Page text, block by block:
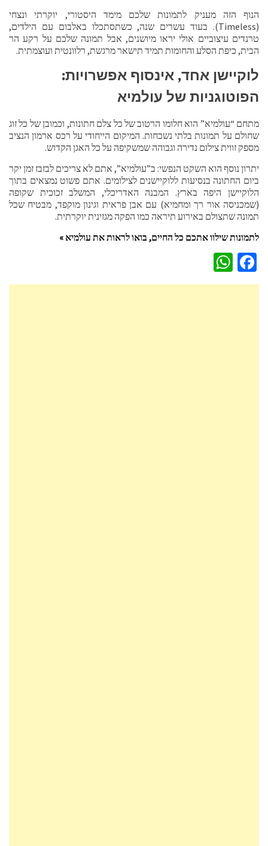
הנוף הזה מעניק לתמונות שלכם מימד היסטורי, יוקרתי ונצחי
(Timeless). בעוד עשרים שנה, כשתסתכלו באלבום עם הילדים,
טרנדים עיצוביים אולי יראו מיושנים, אבל תמונה שלכם על רקע הר
הבית, כיפת הסלע והחומות תמיד תישאר מרגשת, רלוונטית ועוצמתית.
לוקיישן אחד, אינסוף אפשרויות:
הפוטוגניות של עולמיא
מתחם “עולמיא” הוא חלומו הרטוב של כל צלם חתונות, וכמובן של כל זוג
שחולם על תמונות בלתי נשכחות. המיקום הייחודי על רכס ארמון הנציב
מספק זווית צילום נדירה וגבוהה שמשקיפה על כל האגן הקדוש.
יתרון נוסף הוא השקט הנפשי: ב”עולמיא”, אתם לא צריכים לבזבז זמן יקר
ביום החתונה בנסיעות ללוקיישנים לצילומים. אתם פשוט נמצאים בתוך
הלוקיישן היפה בארץ. המבנה האדריכלי, המשלב זכוכית שקופה
(שמכניסה אור רך ומחמיא) עם אבן פראית וגינון מוקפד, מבטיח שכל
תמונה שתצולם באירוע תיראה כמו הפקה מגזינית יוקרתית.
לתמונות שילוו אתכם כל החיים, בואו לראות את עולמיא »
Facebook